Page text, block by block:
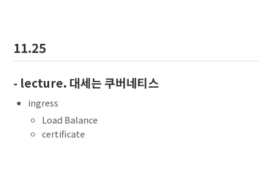
11.25
- lecture. 대세는 쿠버네티스
ingress
Load Balance
certificate